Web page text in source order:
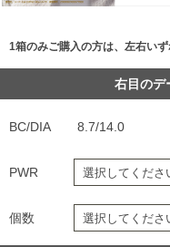
1箱のみご購入の方は、左右い
右目のデ
BC/DIA 8.7/14.0
PWR
個数